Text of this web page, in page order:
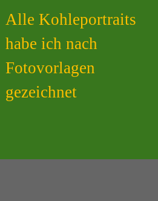
Alle Kohleportraits
habe ich nach
Fotovorlagen
gezeichnet